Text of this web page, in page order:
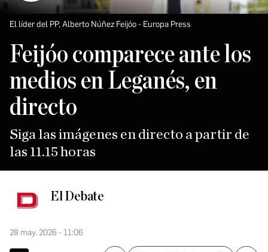
El líder del PP, Alberto Núñez Feijóo Europa Press
Feijóo comparece ante los
medios en Leganés, en
directo
Siga las imágenes en directo a partir de
las 11.15 horas
El Debate
28 may. 2026 - 11:06